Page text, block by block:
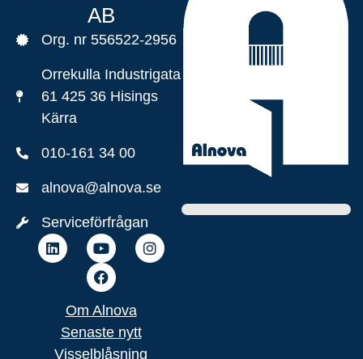
AB
Org. nr 556522-2956
Orrekulla Industrigata
61 425 36 Hisings
Kärra
010-161 34 00
alnova@alnova.se
Serviceförfrågan
Om Alnova
Senaste nytt
Visselblåsning